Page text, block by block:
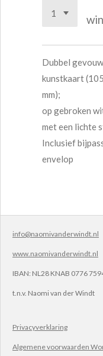
Dubbel
kunstkaart
mm);
op gebroken
met een lichte
Inclusief
envelop
info@naomivanderwindt.nl
www.naomivanderwindt.nl
IBAN: NL28 KNAB 0776
t.n.v. Naomi van der Windt
Privacyverklaring
Algemene voorwaarden